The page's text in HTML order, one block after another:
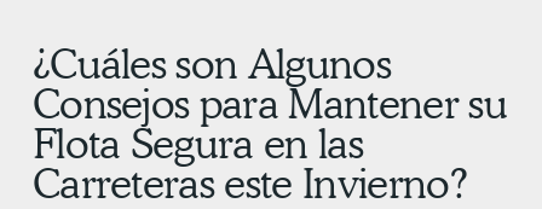
¿Cuáles son Algunos
Consejos para Mantener su
Flota Segura en las
Carreteras este Invierno?